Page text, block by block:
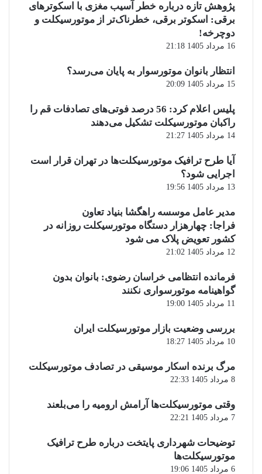
پژوهش تازه درباره خطر آسیب مغزی با اسکوترهای
برقی: اسکوتر برقی، خطرناک‌تر از موتورسیکلت و
دوچرخه!
16 مرداد 1405 21:18
انتظار بانوان موتورسوار به پایان می‌رسد؟
15 مرداد 1405 20:09
پلیس اعلام کرد: 56 درصد فوتی‌های تصادفات قم را
راکبان موتورسیکلت تشکیل می‌دهند
14 مرداد 1405 21:27
آیا طرح ترافیک موتورسیکلت‌ها در تهران قرار است
اجرایی شود؟
13 مرداد 1405 19:56
مدیر عامل موسسه راهگشا بنیاد تعاون
فراجا: چهارهزار دستگاه موتورسیکلت روزانه در
کشور تعویض پلاک می شود
12 مرداد 1405 21:02
فرمانده انتظامی خراسان رضوی: بانوان بدون
گواهینامه موتورسواری نکنند
11 مرداد 1405 19:00
بررسی وضعیت بازار موتورسیکلت ایران
10 مرداد 1405 18:27
مرگ برنده اسکار موسیقی در تصادف موتورسیکلت
8 مرداد 1405 22:33
وقتی موتورسیکلت‌ها آرامش ارومیه را می‌بلعند
7 مرداد 1405 22:21
توضیحات شهرداری پایتخت درباره طرح ترافیک
موتورسیکلت‌ها
6 مرداد 1405 19:06